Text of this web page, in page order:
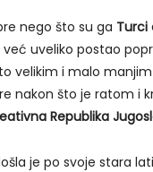
nego što su ga Turci
već uveliko postao
velikim i malo
nakon što je ratom i
Republika
je po svoje stara